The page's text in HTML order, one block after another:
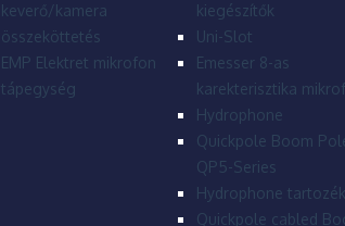
keverő/kamera
összeköttetés
EMP Elektret mikrofon
tápegység
kiegészítők
Uni-Slot
Emesser 8-as
karekterisztika
Hydrophone
Quickpole Boom
QP5-Series
Hydrophone
Quickpole cabled